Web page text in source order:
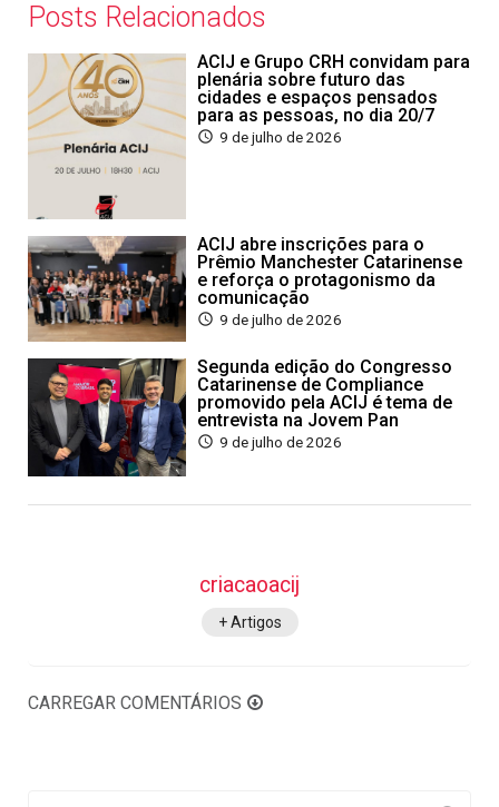
Posts Relacionados
ACIJ e Grupo CRH convidam para
plenária sobre futuro das
cidades e espaços pensados
para as pessoas, no dia 20/7
9 de julho de 2026
ACIJ abre inscrições para o
Prêmio Manchester Catarinense
e reforça o protagonismo da
comunicação
9 de julho de 2026
Segunda edição do Congresso
Catarinense de Compliance
promovido pela ACIJ é tema de
entrevista na Jovem Pan
9 de julho de 2026
criacaoacij
+ Artigos
CARREGAR COMENTÁRIOS